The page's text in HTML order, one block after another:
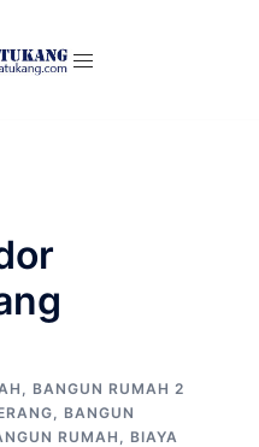
, BANGUN RUMAH 2
, BANGUN
RUMAH, BIAYA